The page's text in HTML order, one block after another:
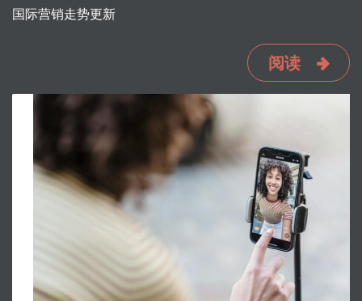
国际营销走势更新
阅读